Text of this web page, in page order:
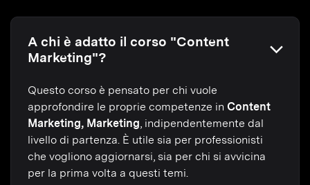
A chi è adatto il corso "Content
Marketing"?
Questo corso è pensato per chi vuole
approfondire le proprie competenze in Content
Marketing, Marketing , indipendentemente dal
livello di partenza. È utile sia per professionisti
che vogliono aggiornarsi, sia per chi si avvicina
per la prima volta a questi temi.